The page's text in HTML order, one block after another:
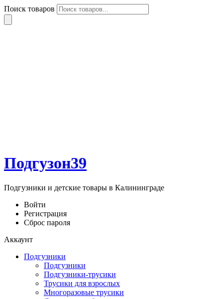
Поиск товаров
Подгузон39
Подгузники и детские товары в Калининграде
Войти
Регистрация
Сброс пароля
Аккаунт
Подгузники
Подгузники
Подгузники-трусики
Трусики для взрослых
Многоразовые трусики